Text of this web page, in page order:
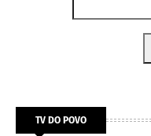
TV DO POVO